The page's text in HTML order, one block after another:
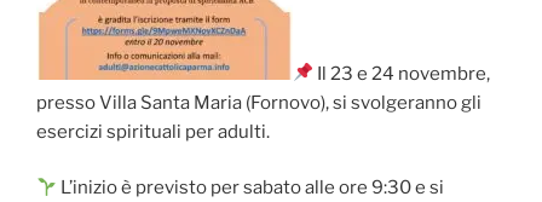
Il 23 e 24 novembre,
presso Villa Santa Maria (Fornovo), si svolgeranno gli
esercizi spirituali per adulti.
L’inizio è previsto per sabato alle ore 9:30 e si